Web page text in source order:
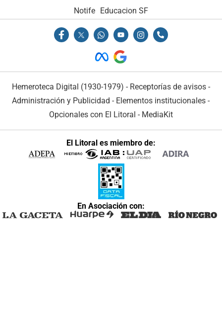
Notife Educacion SF
Hemeroteca Digital (1930-1979) - Receptorías de avisos -
Administración y Publicidad - Elementos institucionales -
Opcionales con El Litoral - MediaKit
El Litoral es miembro de:
En Asociación con: